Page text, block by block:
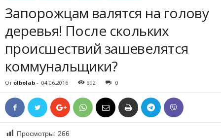
Запорожцам валятся на голову
деревья! После скольких
происшествий зашевелятся
коммунальщики?
От olbolab - 04.06.2016 992 0
Просмотры: 266